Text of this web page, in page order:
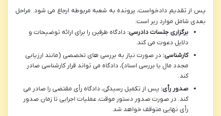
پس از تقدیم دادخواست، پرونده به شعبه مربوطه ارجاع می شود. مراحل
بعدی شامل موارد زیر است:
برگزاری جلسات دادرسی: دادگاه طرفین را برای ارائه توضیحات و
دلایل دعوت می کند.
کارشناسی: در صورت نیاز به بررسی های تخصصی (مانند ارزیابی
مجدد مال یا بررسی اسناد)، دادگاه می تواند قرار کارشناسی صادر
کند.
صدور رأی: پس از تکمیل رسیدگی، دادگاه رأی مقتضی را صادر می
کند. در صورت صدور دستور موقت، عملیات اجرایی تا زمان صدور
رأی نهایی متوقف خواهد شد.